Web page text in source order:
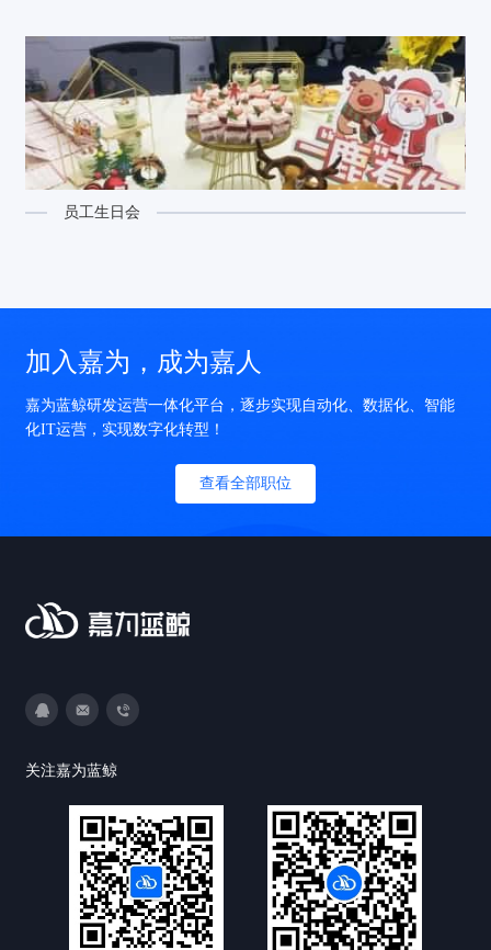
员工生日会
加入嘉为，成为嘉人
嘉为蓝鲸研发运营一体化平台，逐步实现自动化、数据化、智能
化IT运营，实现数字化转型！
查看全部职位
关注嘉为蓝鲸